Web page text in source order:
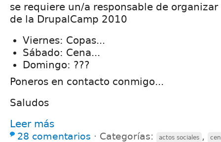
se requiere un/a responsable de organizar
de la DrupalCamp 2010
Viernes: Copas...
Sábado: Cena...
Domingo: ???
Poneros en contacto conmigo...
Saludos
Leer más
28 comentarios ⋅ Categorías: actos sociales ,